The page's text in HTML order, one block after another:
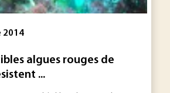
2014
algues rouges de
...